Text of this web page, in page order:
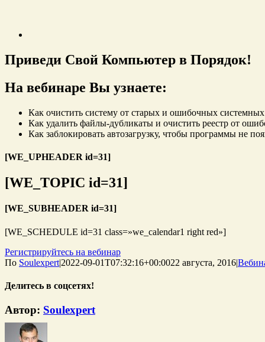
Приведи Свой Компьютер в Порядок!
На вебинаре Вы узнаете:
Как очистить систему от старых и ошибочных
Как удалить файлы-дубликаты и очистить реестр от
Как заблокировать автозагрузку, чтобы программы не
[WE_UPHEADER id=31]
[WE_TOPIC id=31]
[WE_SUBHEADER id=31]
[WE_SCHEDULE id=31 class=»we_calendar1 right red»]
Регистрируйтесь на вебинар
По Soulexpert|2022-09-01T07:32:16+00:0022 августа, 2016|
Делитесь в соцсетях!
WhatsApp
Telegram
Tumblr
Pinterest
Vk
Email
Автор: Soulexpert